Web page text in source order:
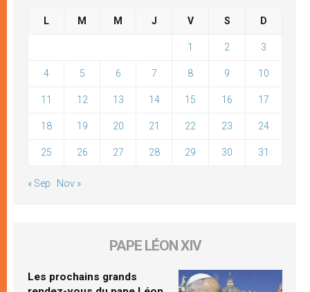
L M M J V S D
1 2 3
4 5 6 7 8 9 10
11 12 13 14 15 16 17
18 19 20 21 22 23 24
25 26 27 28 29 30 31
« Sep Nov »
PAPE LÉON XIV
Les prochains grands